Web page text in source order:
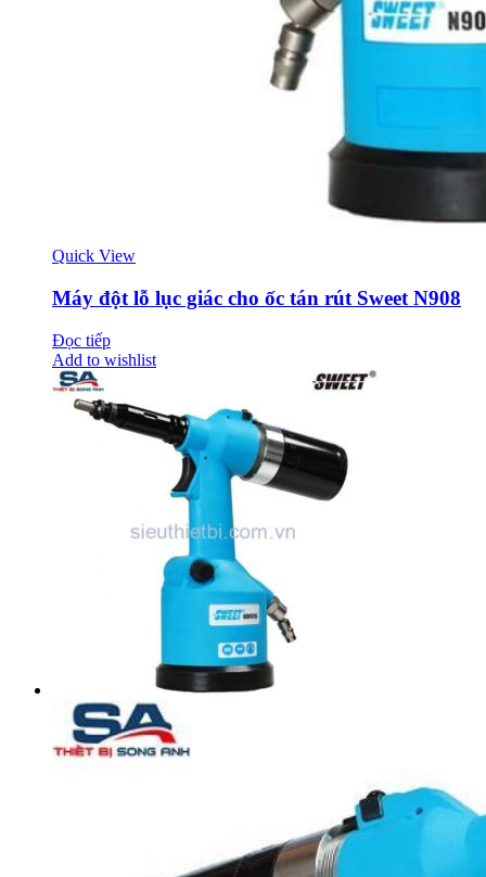
Quick View
Máy đột lỗ lục giác cho ốc tán rút Sweet N908
Đọc tiếp
Add to wishlist